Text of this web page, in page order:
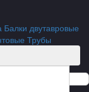
Балки двутавровые
Трубы